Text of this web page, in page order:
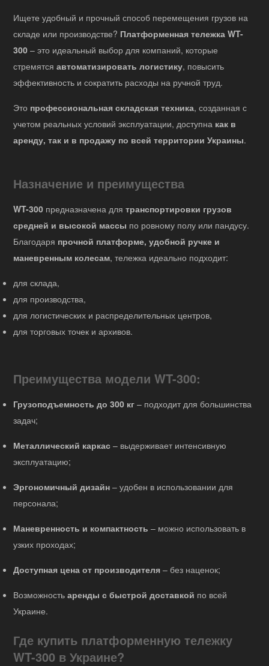
Ищете удобный и прочный способ перемещения грузов на
складе или производстве? Платформенная тележка WT-
300 – это идеальный выбор для компаний, которые
стремятсяавтоматизировать логистику, повысить
эффективность и сократить расходы на ручной труд.
Это профессиональная складская техника, созданная с
учетом реальных условий эксплуатации, доступна как в
аренду, так и в продажу по всей территории Украины.
Назначение и преимущества
WT-300 предназначена длятранспортировки грузов
средней и высокой массы по ровному полу или пандусу.
Благодаря прочной платформе, удобной ручке и
маневренным колесам, тележка идеально подходит:
для склада,
для производства,
для логистических и распределительных центров,
для торговых точек и архивов.
Преимущества модели WT-300:
Грузоподъемность до 300 кг – подходит для большинства
задач;
Металлический каркас – выдерживает интенсивную
эксплуатацию;
Эргономичный дизайн – удобен в использовании для
персонала;
Маневренность и компактность – можно использовать в
узких проходах;
Доступная цена от производителя – без наценок;
Возможностьаренды с быстрой доставкой по всей
Украине.
Где купить платформенную тележку
WT-300 в Украине?